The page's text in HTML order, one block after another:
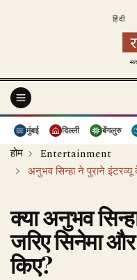
हिंदी
मुंबई दिल्ली बेंगलुरु
होम
Entertainment
अनुभव सिन्हा ने पुराने
क्या अनुभव
जरिए सिनेमा
किए?